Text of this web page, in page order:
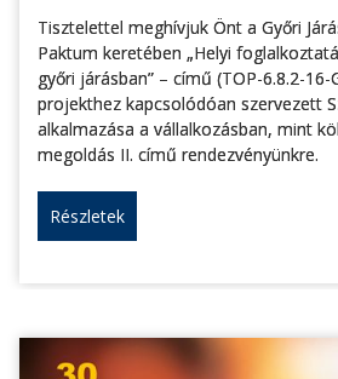
Tisztelettel meghívjuk Önt a Győri
Paktum keretében „Helyi
győri járásban” – című (TOP-6.8.2-16-
projekthez kapcsolódóan szervezett
alkalmazása a vállalkozásban, mint
megoldás II. című rendezvényünkre.
Részletek